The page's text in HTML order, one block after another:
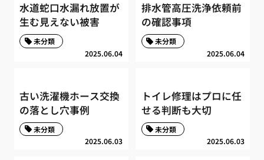
水道蛇口水漏れ放置が
生む見えない被害
2025.06.04
未分類
排水管高圧洗浄依頼前
の確認事項
2025.06.04
未分類
古い洗濯機ホース交換
の落とし穴事例
2025.06.03
未分類
トイレ修理はプロに任
せる判断も大切
2025.06.03
未分類